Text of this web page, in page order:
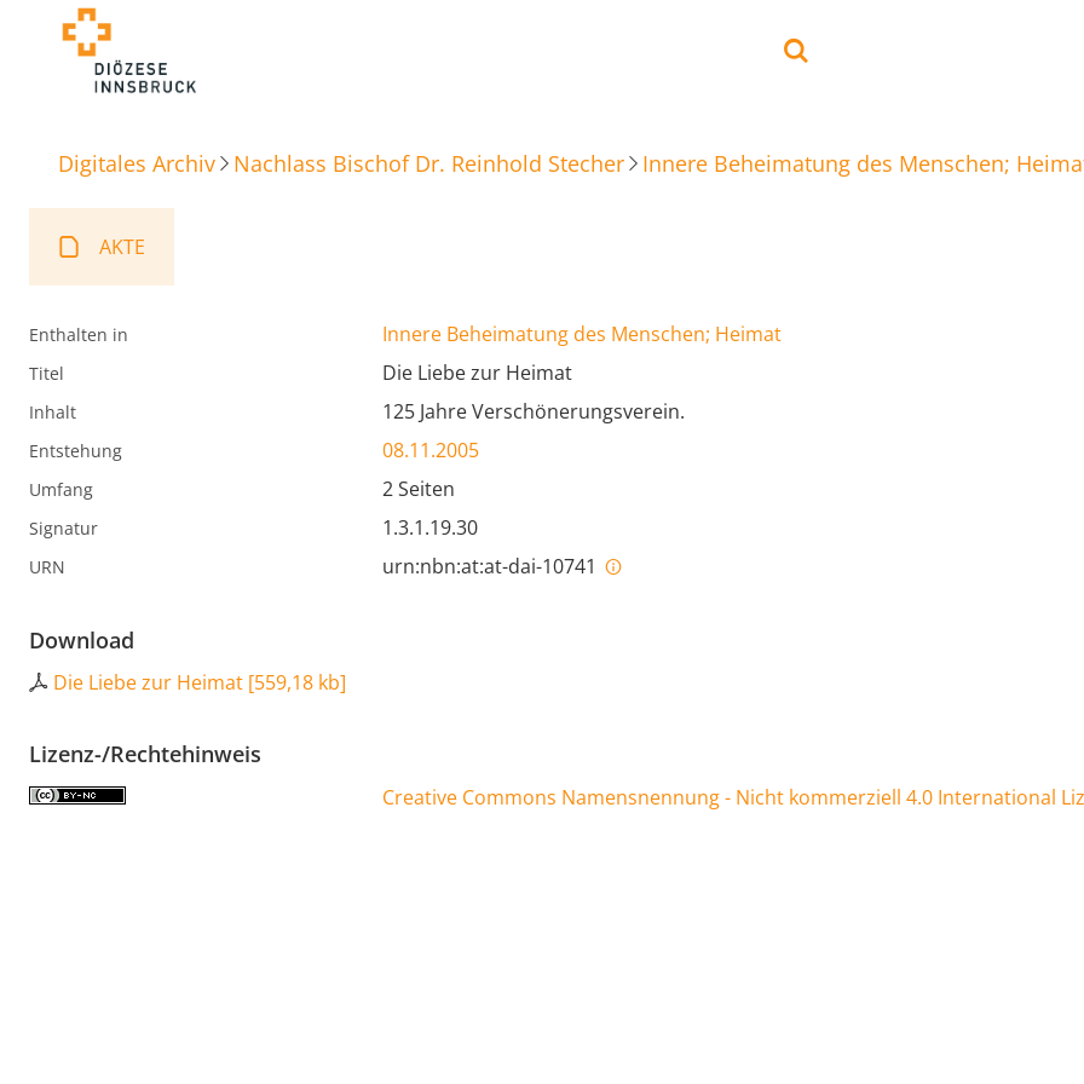
Digitales Archiv Nachlass Bischof Dr. Reinhold Stecher Innere Beheimatung des Menschen;
AKTE
Enthalten in Innere Beheimatung des Menschen; Heimat
Titel Die Liebe zur Heimat
Inhalt 125 Jahre Verschönerungsverein.
Entstehung 08.11.2005
Umfang 2 Seiten
Signatur 1.3.1.19.30
URN urn:nbn:at:at-dai-10741
Download
Die Liebe zur Heimat [559,18 kb]
Lizenz-/Rechtehinweis
Creative Commons Namensnennung - Nicht kommerziell 4.0 International